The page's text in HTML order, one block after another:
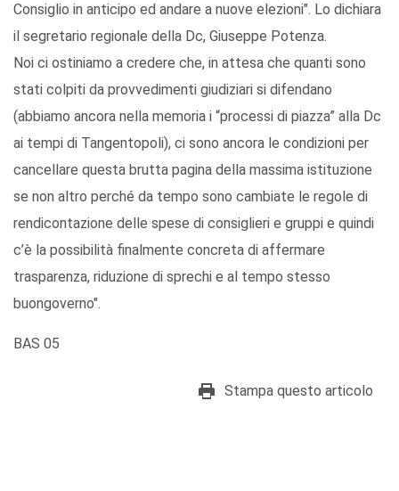
Consiglio in anticipo ed andare a nuove elezioni". Lo dichiara
il segretario regionale della Dc, Giuseppe Potenza.
Noi ci ostiniamo a credere che, in attesa che quanti sono
stati colpiti da provvedimenti giudiziari si difendano
(abbiamo ancora nella memoria i “processi di piazza” alla Dc
ai tempi di Tangentopoli), ci sono ancora le condizioni per
cancellare questa brutta pagina della massima istituzione
se non altro perché da tempo sono cambiate le regole di
rendicontazione delle spese di consiglieri e gruppi e quindi
c’è la possibilità finalmente concreta di affermare
trasparenza, riduzione di sprechi e al tempo stesso
buongoverno".
BAS 05
Stampa questo articolo